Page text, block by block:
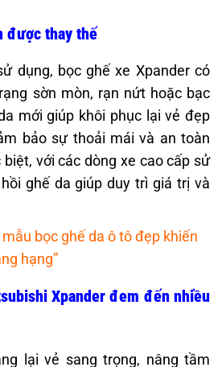
được thay thế
dụng, bọc ghế xe Xpander có
sờn mòn, rạn nứt hoặc bạc
mới giúp khôi phục lại vẻ đẹp
bảo sự thoải mái và an toàn
với các dòng xe cao cấp sử
ghế da giúp duy trì giá trị và
bọc ghế da ô tô đẹp khiến
hạng”
Xpander đem đến nhiều
lại vẻ sang trọng, nâng tầm